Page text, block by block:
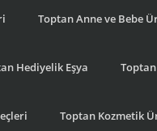
Toptan Anne ve Bebe
Hediyelik Eşya
Toptan Kozmetik